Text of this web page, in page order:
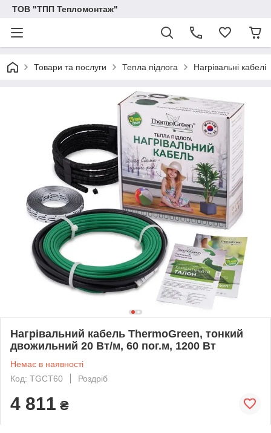
ТОВ "ТПП Тепломонтаж"
Товари та послуги Тепла підлога Нагрівальні кабелі
Нагрівальний кабель ThermoGreen, тонкий
двожильний 20 Вт/м, 60 пог.м, 1200 Вт
Немає в наявності
Код: TGCT60
Роздріб
4 811 ₴